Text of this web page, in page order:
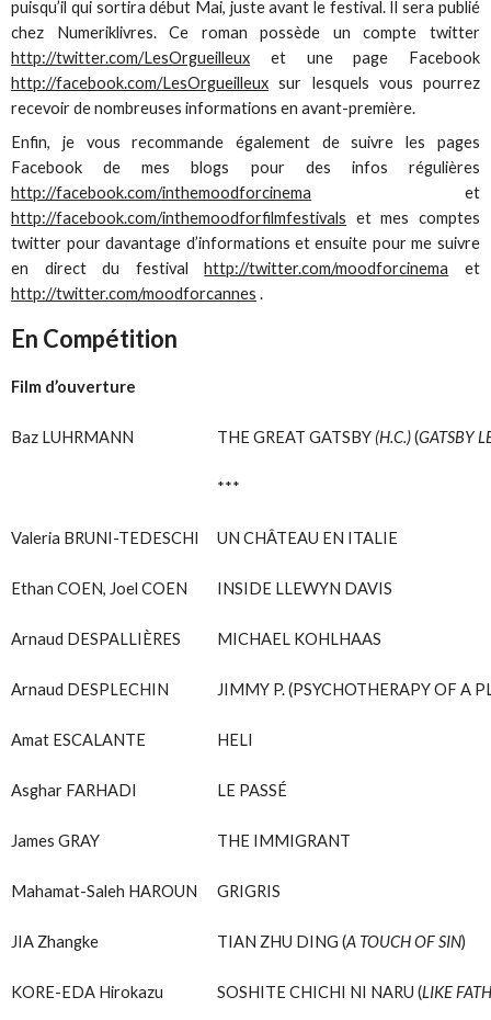
puisqu’il qui sortira début Mai, juste avant le festival. Il sera publié
chez Numeriklivres. Ce roman possède un compte twitter
http://twitter.com/LesOrgueilleux et une page Facebook
http://facebook.com/LesOrgueilleux sur lesquels vous pourrez
recevoir de nombreuses informations en avant-première.
Enfin, je vous recommande également de suivre les pages
Facebook de mes blogs pour des infos régulières
http://facebook.com/inthemoodforcinema et
http://facebook.com/inthemoodforfilmfestivals et mes comptes
twitter pour davantage d’informations et ensuite pour me suivre
en direct du festivalhttp://twitter.com/moodforcinema et
http://twitter.com/moodforcannes .
En Compétition
Film d’ouverture
Baz LUHRMANN THE GREAT GATSBY (H.C.)(GATSBY
***
Valeria BRUNI-TEDESCHI UN CHÂTEAU EN ITALIE
Ethan COEN, Joel COEN INSIDE LLEWYN DAVIS
Arnaud DESPALLIÈRES MICHAEL KOHLHAAS
Arnaud DESPLECHIN JIMMY P. (PSYCHOTHERAPY OF A
Amat ESCALANTE HELI
Asghar FARHADI LE PASSÉ
James GRAY THE IMMIGRANT
Mahamat-Saleh HAROUN GRIGRIS
JIA Zhangke TIAN ZHU DING (A TOUCH OF SIN)
KORE-EDA Hirokazu SOSHITE CHICHI NI NARU (LIKE